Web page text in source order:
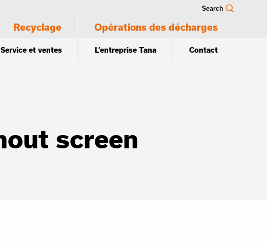
Search
Recyclage Opérations des décharges
Service et ventes L’entreprise Tana Contact
screen